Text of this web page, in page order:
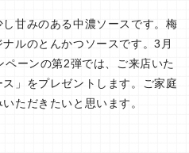
甘みのある中濃ソースです。梅
ルのとんかつソースです。3月
ーンの第2弾では、ご来店いた
」をプレゼントします。ご家庭
ただきたいと思います。